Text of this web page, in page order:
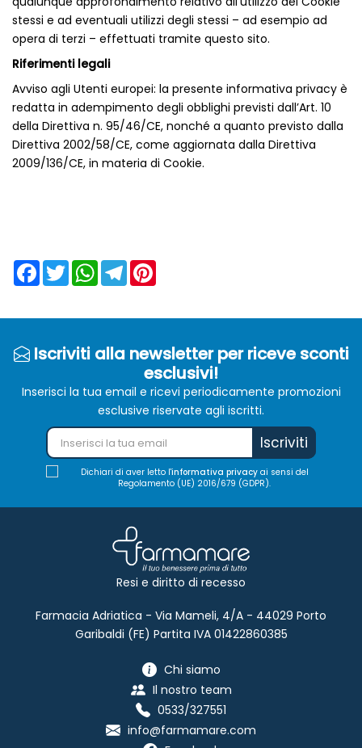
stessi e ad eventuali utilizzi degli stessi – ad esempio ad
opera di terzi – effettuati tramite questo sito.
Riferimenti legali
Avviso agli Utenti europei: la presente informativa privacy è
redatta in adempimento degli obblighi previsti dall’Art. 10
della Direttiva n. 95/46/CE, nonché a quanto previsto dalla
Direttiva 2002/58/CE, come aggiornata dalla Direttiva
2009/136/CE, in materia di Cookie.
Facebook
TwitterWhatsApp
Telegram
Iscriviti alla newsletter per riceve sconti
esclusivi!
Inserisci la tua email e ricevi periodicamente promozioni
esclusive riservate agli iscritti.
Iscriviti
Dichiari di aver letto l'informativa privacyai sensi del
Regolamento (UE) 2016/679 (GDPR).
Resi e diritto di recesso
Farmacia Adriatica - Via Mameli, 4/A - 44029 Porto
Garibaldi (FE) Partita IVA 01422860385
Chi siamo
Il nostro team
0533/327551
info@farmamare.com